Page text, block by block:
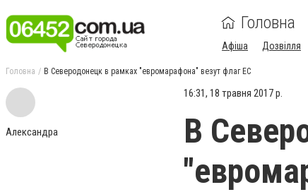
Головна
Афіша Дозвілля
Головна В Северодонецк в рамках "евромарафона" везут флаг ЕС
Александра
16:31, 18 травня 2017 р.
В